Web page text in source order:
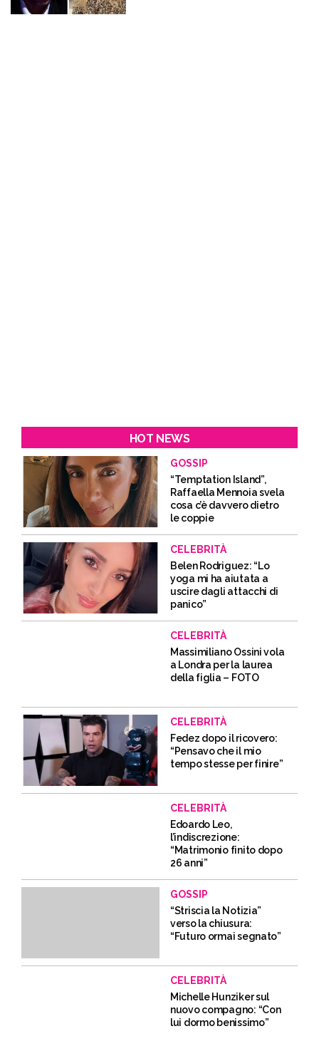
HOT NEWS
GOSSIP
“Temptation Island”,
Raffaella Mennoia svela
cosa c’è davvero dietro
le coppie
CELEBRITÀ
Belen Rodriguez: “Lo
yoga mi ha aiutata a
uscire dagli attacchi di
panico”
CELEBRITÀ
Massimiliano Ossini vola
a Londra per la laurea
della figlia – FOTO
CELEBRITÀ
Fedez dopo il ricovero:
“Pensavo che il mio
tempo stesse per finire”
CELEBRITÀ
Edoardo Leo,
l’indiscrezione:
“Matrimonio finito dopo
26 anni”
GOSSIP
“Striscia la Notizia”
verso la chiusura:
“Futuro ormai segnato”
CELEBRITÀ
Michelle Hunziker sul
nuovo compagno: “Con
lui dormo benissimo”